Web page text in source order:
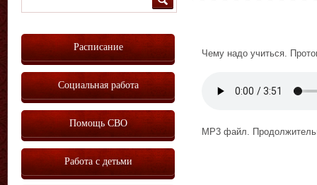
Чему надо учиться.
MP3 файл.
Расписание
Социальная работа
Помощь СВО
Работа с детьми